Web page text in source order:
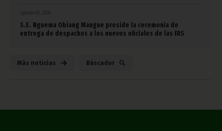
S.E. Nguema Obiang Mangue preside la ceremonia de
entrega de despachos a los nuevos oficiales de las FAS
Más noticias Búscador